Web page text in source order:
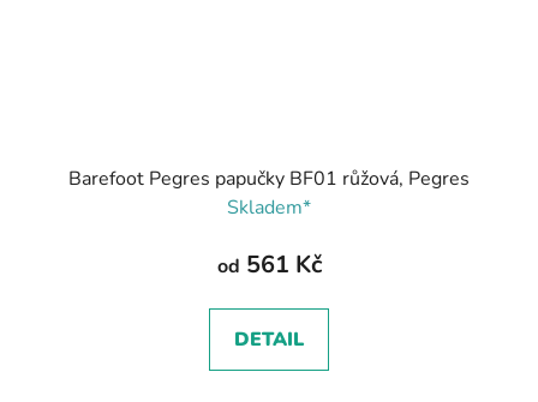
Barefoot Pegres papučky BF01 růžová, Pegres
Skladem*
od 561 Kč
DETAIL